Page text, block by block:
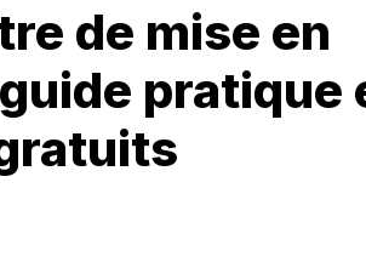
de mise en
pratique